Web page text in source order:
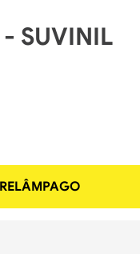
SUVINIL
RELÂMPAGO